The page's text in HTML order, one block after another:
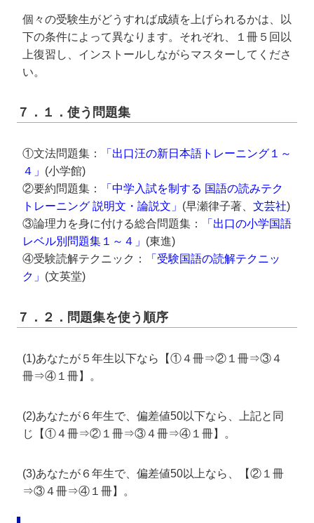
個々の受験生がどうすれば成績を上げられるかは、以
下の条件によって異なります。それぞれ、１冊５回以
上復習し、インストールしながらマスターしてくださ
い。
７．１．使う問題集
①文法問題集：
「出口汪の新日本語トレーニング１～
４」 (小学館)
②要約問題集：
「中学入試を制する 国語の読みテク
トレーニング 説明文・論説文」 (早瀬律子著、 文芸社)
③論理力を身に付ける総合問題集：
「出口の小学国語
レベル別問題集１～４」 (東進)
④受験読解テクニック：
「受験国語の読解テクニッ
ク」 (文英堂)
７．２．問題集を使う順序
(1)あなたが５年生以下なら【①４冊⇒②１冊⇒③４
冊⇒④１冊】。
(2)あなたが６年生で、偏差値50以下なら、上記と同
じ【①４冊⇒②１冊⇒③４冊⇒④１冊】。
(3)あなたが６年生で、偏差値50以上なら、【②１冊
⇒③４冊⇒④１冊】。